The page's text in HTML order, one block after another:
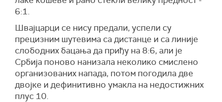
6:1.
Швајцарци се нису предали, успели су
прецизним шутевима са дистанце и са линије
слободних бацања да приђу на 8:6, али је
Србија поново нанизала неколико смислено
организованих напада, потом погодила две
двојке и дефинитивно умакла на недостижних
плус 10.